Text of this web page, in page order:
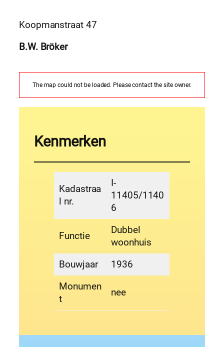
Koopmanstraat 47
B.W. Bröker
The map could not be loaded. Please contact the site owner.
Kenmerken
Kadastraa
l nr.
I-
11405/1140
6
Functie
Dubbel
woonhuis
Bouwjaar
1936
Monumen
t
nee